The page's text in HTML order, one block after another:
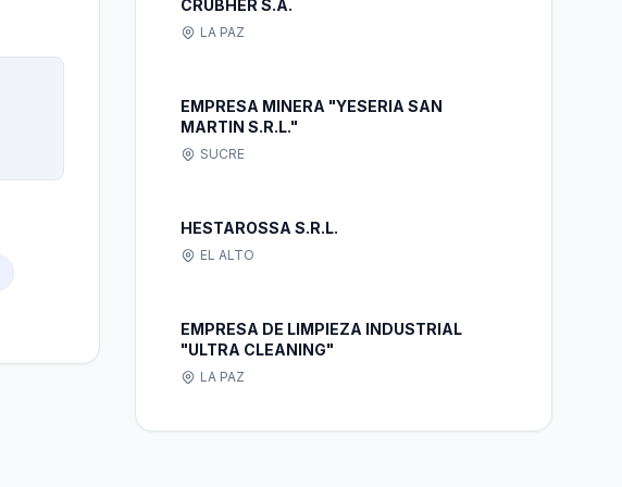
CRUBHER S.A.
LA PAZ
EMPRESA MINERA "YESERIA SAN
MARTIN S.R.L."
SUCRE
HESTAROSSA S.R.L.
EL ALTO
EMPRESA DE LIMPIEZA INDUSTRIAL
"ULTRA CLEANING"
LA PAZ